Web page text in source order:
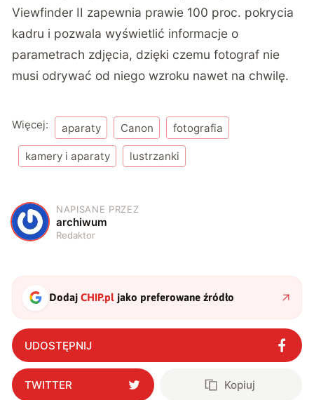
Viewfinder II zapewnia prawie 100 proc. pokrycia
kadru i pozwala wyświetlić informacje o
parametrach zdjęcia, dzięki czemu fotograf nie
musi odrywać od niego wzroku nawet na chwilę.
Więcej: aparaty Canon fotografia
kamery i aparaty lustrzanki
A
NAPISANE PRZEZ
archiwum
Redaktor
DodajCHIP.pl jako preferowane źródło
UDOSTĘPNIJ
TWITTER Kopiuj